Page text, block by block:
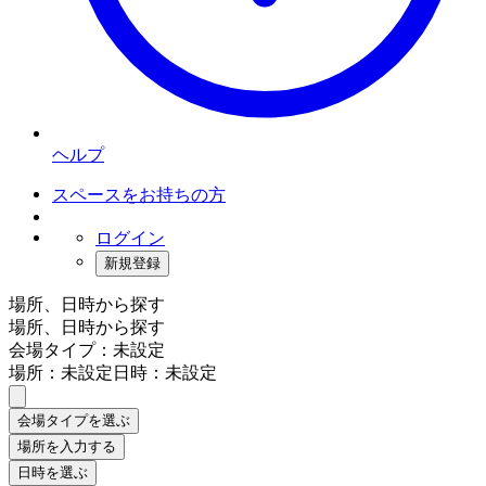
ヘルプ
スペースをお持ちの方
ログイン
新規登録
場所、日時から探す
場所、日時から探す
会場タイプ：未設定
場所：未設定日時：未設定
会場タイプを選ぶ
場所を入力する
日時を選ぶ